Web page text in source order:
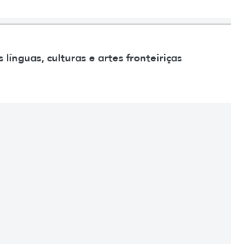
línguas, culturas e artes fronteiriças